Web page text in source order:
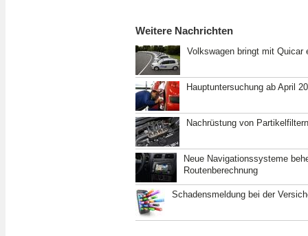
Weitere Nachrichten
Volkswagen bringt mit Quicar
Hauptuntersuchung ab April
Nachrüstung von
Neue Navigationssysteme
Routenberechnung
Schadensmeldung bei der